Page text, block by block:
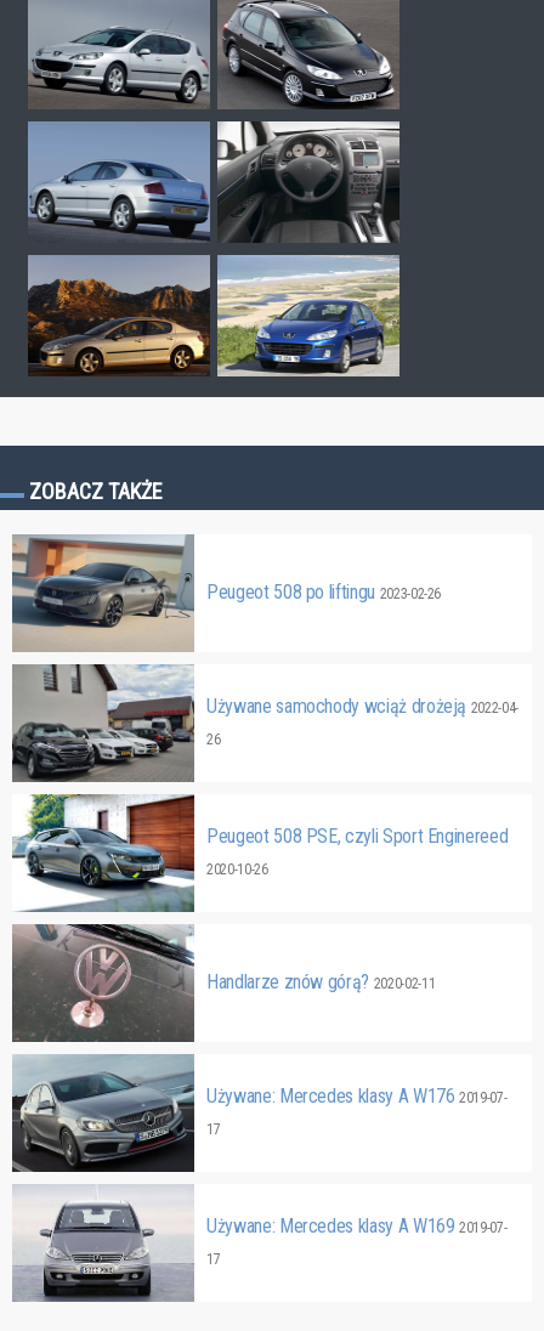
ZOBACZ TAKŻE
Peugeot 508 po liftingu 2023-02-26
Używane samochody wciąż drożeją 2022-04-
26
Peugeot 508 PSE, czyli Sport Enginereed
2020-10-26
Handlarze znów górą? 2020-02-11
Używane: Mercedes klasy A W1762019-07-
17
Używane: Mercedes klasy A W1692019-07-
17